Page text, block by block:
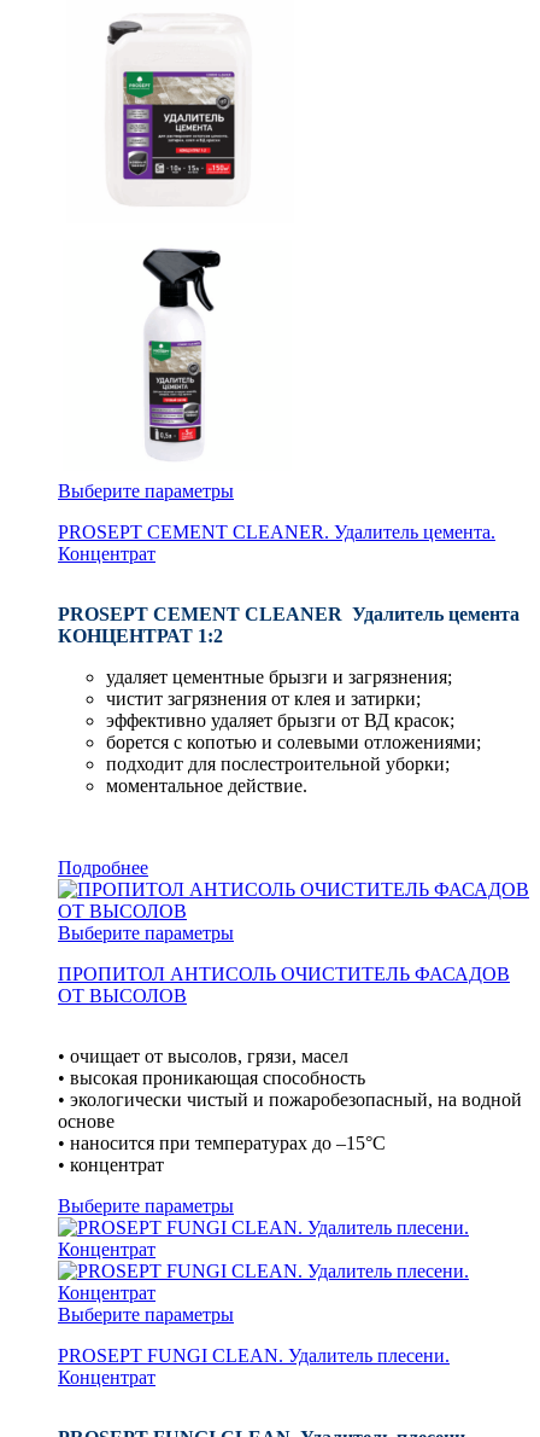
Выберите параметры
PROSEPT CEMENT CLEANER. Удалитель цемента.
Концентрат
PROSEPT CEMENT CLEANER Удалитель цемента
КОНЦЕНТРАТ 1:2
удаляет цементные брызги и загрязнения;
чистит загрязнения от клея и затирки;
эффективно удаляет брызги от ВД красок;
борется с копотью и солевыми отложениями;
подходит для послестроительной уборки;
моментальное действие.
Подробнее
Выберите параметры
ПРОПИТОЛ АНТИСОЛЬ ОЧИСТИТЕЛЬ ФАСАДОВ
ОТ ВЫСОЛОВ
• очищает от высолов, грязи, масел
• высокая проникающая способность
• экологически чистый и пожаробезопасный, на водной
основе
• наносится при температурах до –15°С
• концентрат
Выберите параметры
Выберите параметры
PROSEPT FUNGI CLEAN. Удалитель плесени.
Концентрат